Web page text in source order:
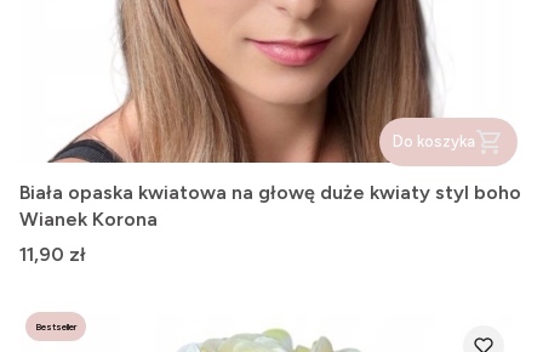
Do koszyka
Biała opaska kwiatowa na głowę duże kwiaty styl boho
Wianek Korona
Cena
11,90 zł
Bestseller